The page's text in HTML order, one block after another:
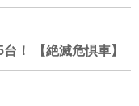
！ 【絶滅危惧車】